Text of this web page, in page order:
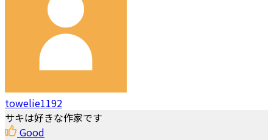
towelie1192
サキは好きな作家です
Good